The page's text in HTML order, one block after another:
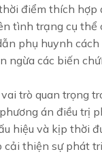
điểm thích hợp
tình trạng cụ thể
phụ huynh cách
ngừa các biến
trò quan trọng
án điều trị
hiệu và kịp thời
cải thiện sự phát